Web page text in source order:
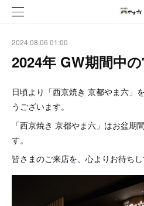
2024.08.06 01:00
2024年 GW期間中
日頃より「西京焼き 京都やま六」
うございます。
「西京焼き 京都やま六」はお盆期
す。
皆さまのご来店を、心よりお待ちし